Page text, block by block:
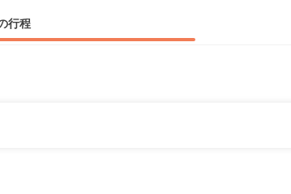
行程